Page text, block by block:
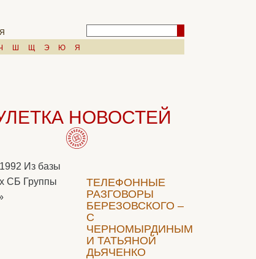
Ш Щ Э Ю Я
НОВОСТЕЙ
Из базы
СБ Группы
ТЕЛЕФОННЫЕ
РАЗГОВОРЫ
БЕРЕЗОВСКОГО –
С
ЧЕРНОМЫРДИНЫМ
И ТАТЬЯНОЙ
ДЬЯЧЕНКО